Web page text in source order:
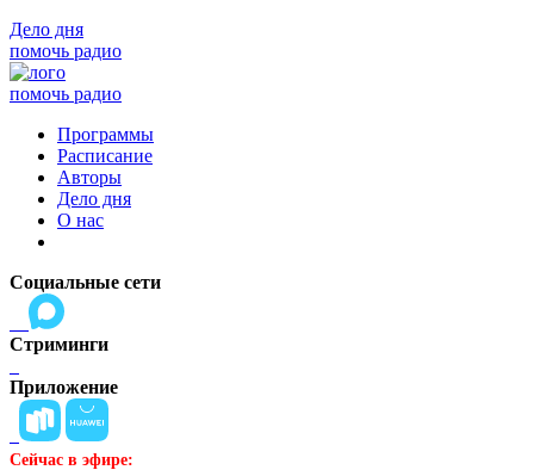
Дело дня
помочь радио
помочь радио
Программы
Расписание
Авторы
Дело дня
О нас
Социальные сети
Стриминги
Приложение
Сейчас в эфире: